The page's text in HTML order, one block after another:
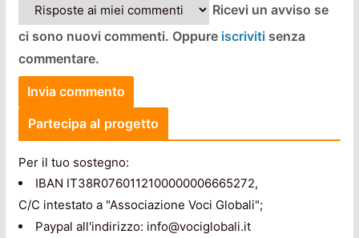
Ricevi un avviso se
ci sono nuovi commenti. Oppure iscrivitisenza
commentare.
Partecipa al progetto
Per il tuo sostegno:
IBAN IT38R0760112100000006665272,
C/C intestato a "Associazione Voci Globali";
Paypal all'indirizzo: info@vociglobali.it